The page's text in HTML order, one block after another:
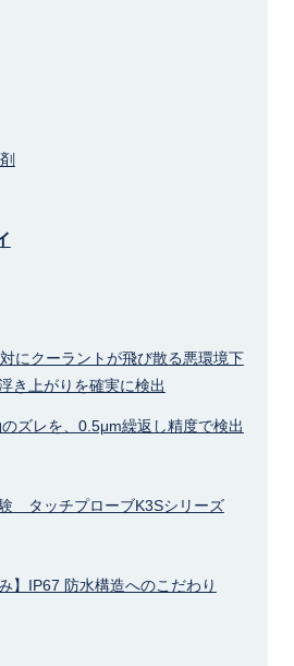
にクーラントが飛び散る悪環境下
き上がりを確実に検出
ズレを、0.5μm繰返し精度で検出
タッチプローブK3Sシリーズ
】IP67 防水構造へのこだわり